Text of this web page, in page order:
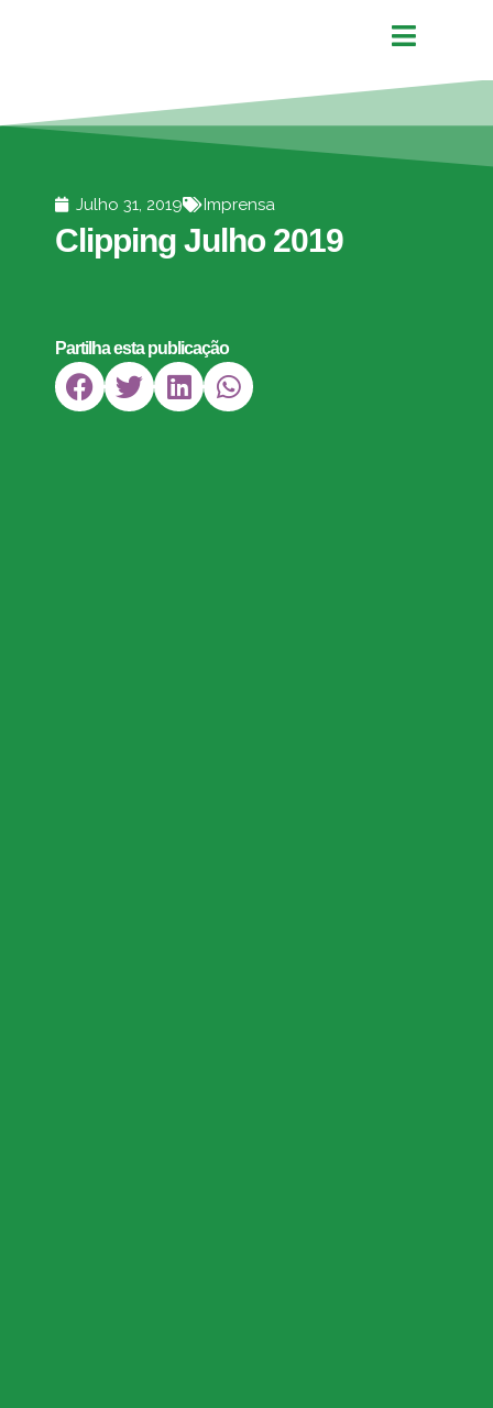
Julho 31, 2019 Imprensa
Clipping Julho 2019
Partilha esta publicação